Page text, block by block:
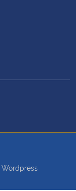
Wordpress